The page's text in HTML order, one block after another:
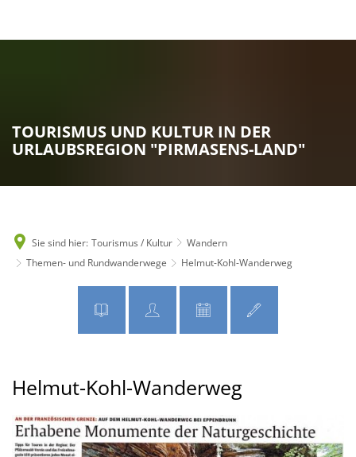
TOURISMUS UND KULTUR IN DER
URLAUBSREGION "PIRMASENS-LAND"
Sie sind hier: Tourismus / Kultur
Wandern
Themen- und Rundwanderwege
Helmut-Kohl-Wanderweg
Helmut-
Kohl-
Wanderweg
Helmut-Kohl-Wanderweg